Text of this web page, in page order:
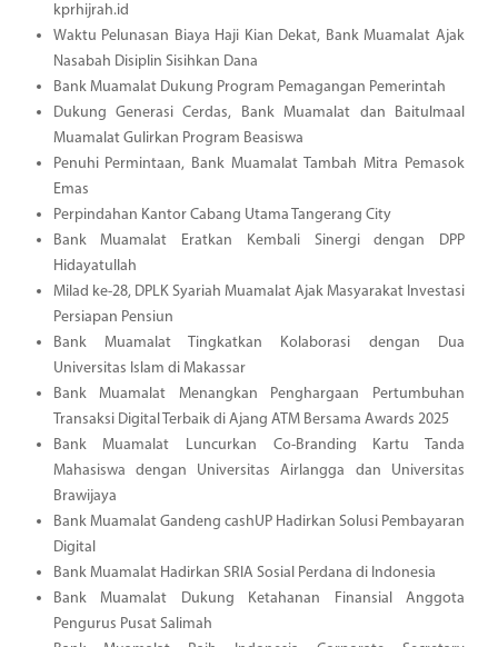
kprhijrah.id
Waktu Pelunasan Biaya Haji Kian Dekat, Bank Muamalat Ajak
Nasabah Disiplin Sisihkan Dana
Bank Muamalat Dukung Program Pemagangan Pemerintah
Dukung Generasi Cerdas, Bank Muamalat dan Baitulmaal
Muamalat Gulirkan Program Beasiswa
Penuhi Permintaan, Bank Muamalat Tambah Mitra Pemasok
Emas
Perpindahan Kantor Cabang Utama Tangerang City
Bank Muamalat Eratkan Kembali Sinergi dengan DPP
Hidayatullah
Milad ke-28, DPLK Syariah Muamalat Ajak Masyarakat Investasi
Persiapan Pensiun
Bank Muamalat Tingkatkan Kolaborasi dengan Dua
Universitas Islam di Makassar
Bank Muamalat Menangkan Penghargaan Pertumbuhan
Transaksi Digital Terbaik di Ajang ATM Bersama Awards 2025
Bank Muamalat Luncurkan Co-Branding Kartu Tanda
Mahasiswa dengan Universitas Airlangga dan Universitas
Brawijaya
Bank Muamalat Gandeng cashUP Hadirkan Solusi Pembayaran
Digital
Bank Muamalat Hadirkan SRIA Sosial Perdana di Indonesia
Bank Muamalat Dukung Ketahanan Finansial Anggota
Pengurus Pusat Salimah